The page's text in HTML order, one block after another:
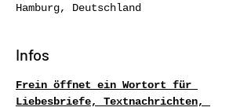
Hamburg, Deutschland
Infos
Frein öffnet ein Wortort für
Liebesbriefe, Textnachrichten,